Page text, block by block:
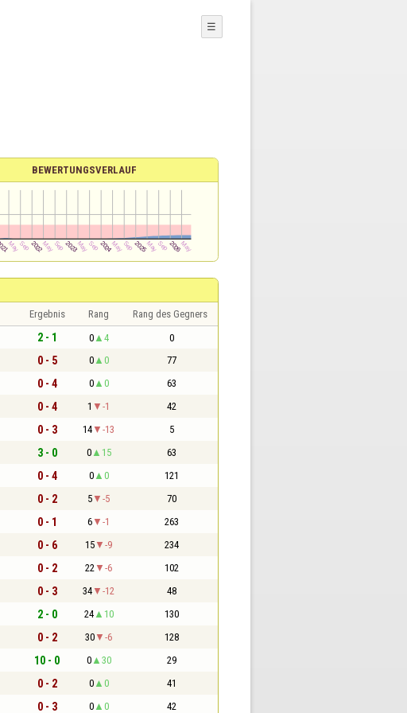
☰
BEWERTUNGSVERLAUF
Ergebnis Rang Rang des Gegners
2 - 1 0 4 0
0 - 5 0 0 77
0 - 4 0 0 63
0 - 4 1 -1 42
0 - 3 14 -13 5
3 - 0 0 15 63
0 - 4 0 0 121
0 - 2 5 -5 70
0 - 1 6 -1 263
0 - 6 15 -9 234
0 - 2 22 -6 102
0 - 3 34 -12 48
2 - 0 24 10 130
0 - 2 30 -6 128
10 - 0 0 30 29
0 - 2 0 0 41
0 - 3 0 0 42